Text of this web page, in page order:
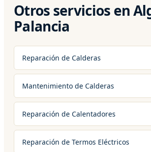
Otros servicios en
Palancia
Reparación de Calderas
Mantenimiento de Calderas
Reparación de Calentadores
Reparación de Termos Eléctricos